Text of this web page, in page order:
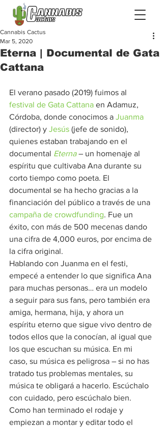
Eterna | Documental de Gata
Cattana
Cannabis Cactus
Mar 5, 2020
El verano pasado (2019) fuimos al
festival de Gata Cattana en Adamuz,
Córdoba, donde conocimos a Juanma
(director) y Jesús (jefe de sonido),
quienes estaban trabajando en el
documental Eterna – un homenaje al
espíritu que cultivaba Ana durante su
corto tiempo como poeta. El
documental se ha hecho gracias a la
financiación del público a través de una
campaña de crowdfunding. Fue un
éxito, con más de 500 mecenas dando
una cifra de 4,000 euros, por encima de
la cifra original.
Hablando con Juanma en el festi,
empecé a entender lo que significa Ana
para muchas personas… era un modelo
a seguir para sus fans, pero también era
amiga, hermana, hija, y ahora un
espíritu eterno que sigue vivo dentro de
todos ellos que la conocían, al igual que
los que escuchan su música. En mi
caso, su música es peligrosa – si no has
tratado tus problemas mentales, su
música te obligará a hacerlo. Escúchalo
con cuidado, pero escúchalo bien.
Como han terminado el rodaje y
empiezan a montar y editar todo el